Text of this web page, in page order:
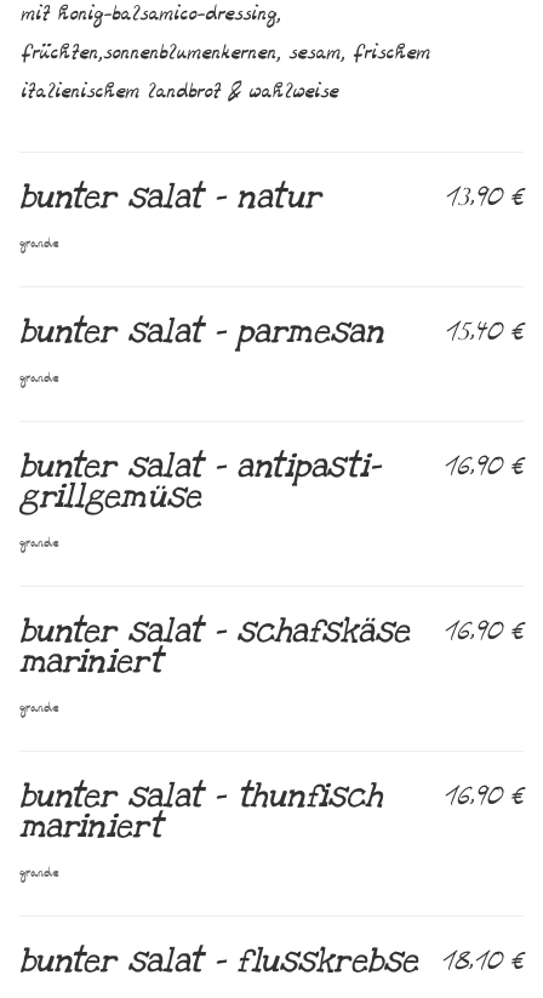
mit honig-balsamico-dressing,
früchten,sonnenblumenkernen, sesam, frischem
italienischem landbrot & wahlweise
bunter salat – natur 13,90 €
grande
bunter salat – parmesan 15,40 €
grande
bunter salat – antipasti-
grillgemüse
16,90 €
grande
bunter salat – schafskäse
mariniert
16,90 €
grande
bunter salat – thunfisch
mariniert
16,90 €
grande
bunter salat – flusskrebse 18,10 €